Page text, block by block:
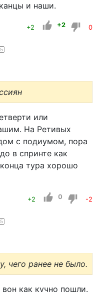
и наши.
+2 +2 0
или
На Ретивых
с подиумом, пора
в спринте как
тура хорошо
+2 0 -2
чего ранее не было.
как кучно пошли.